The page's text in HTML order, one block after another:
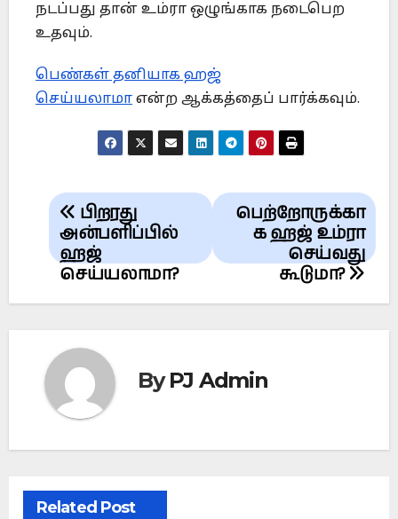
நடப்பது தான் உம்ரா ஒழுங்காக நடைபெற
உதவும்.
பெண்கள் தனியாக ஹஜ்
செய்யலாமா என்ற ஆக்கத்தைப் பார்க்கவும்.
Post
navigation
பெற்றோருக்கா
க ஹஜ் உம்ரா
செய்வது
கூடுமா?
பிறரது
அன்பளிப்பில்
ஹஜ்
செய்யலாமா?
ByPJ Admin
Related Post